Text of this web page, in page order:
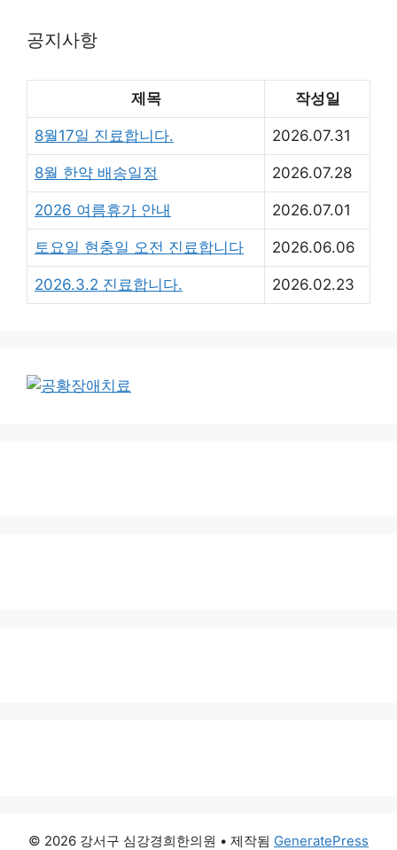
공지사항
제목 작성일
8월17일 진료합니다. 2026.07.31
8월 한약 배송일정 2026.07.28
2026 여름휴가 안내 2026.07.01
토요일 현충일 오전 진료합니다 2026.06.06
2026.3.2 진료합니다. 2026.02.23
© 2026 강서구 심강경희한의원 • 제작됨 GeneratePress